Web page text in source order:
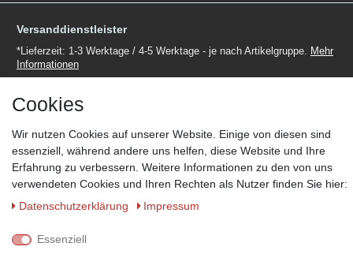
Versanddienstleister
*Lieferzeit: 1-3 Werktage / 4-5 Werktage - je nach Artikelgruppe. Mehr
Informationen
Zahlungsmöglichkeiten
Wir behalten uns das Recht vor im Einzelfall bestimmte
Cookies
Wir nutzen Cookies auf unserer Website. Einige von diesen sind
essenziell, während andere uns helfen, diese Website und Ihre
Erfahrung zu verbessern. Weitere Informationen zu den von uns
verwendeten Cookies und Ihren Rechten als Nutzer finden Sie hier:
Daten­schutz­erklärung
Impressum
Essenziell